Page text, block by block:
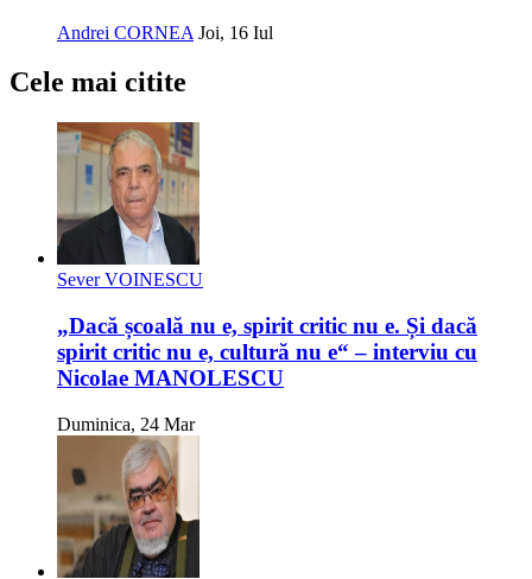
Andrei CORNEA Joi, 16 Iul
Cele mai citite
Sever VOINESCU
„Dacă școală nu e, spirit critic nu e. Și dacă
spirit critic nu e, cultură nu e“ – interviu cu
Nicolae MANOLESCU
Duminica, 24 Mar